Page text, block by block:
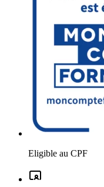
Eligible au CPF